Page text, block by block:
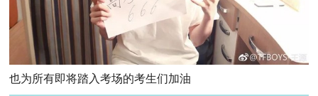
也为所有即将踏入考场的考生们加油